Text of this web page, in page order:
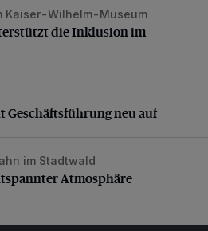
die Inklusion im Karneval
Kaiser-Wilhelm-Museum
die Inklusion im
neu auf
Geschäftsführung neu auf
Atmosphäre
im Stadtwald
Atmosphäre